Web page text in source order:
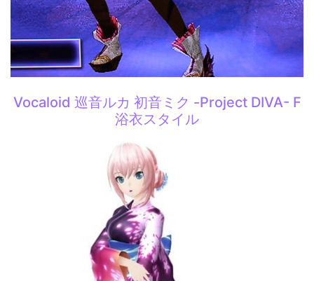
Vocaloid 巡音ルカ 初音ミク -Project DIVA- F
浴衣スタイル